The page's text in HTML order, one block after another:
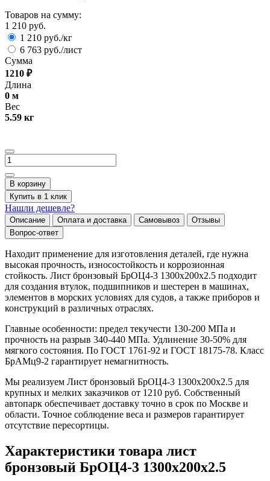
Товаров на сумму:
1 210 руб.
1 210 руб./кг
6 763 руб./лист
Сумма
1210 ₽
Длина
0 м
Вес
5.59 кг
В корзину
Купить в 1 клик
Нашли дешевле?
Описание Оплата и доставка Самовывоз
Отзывы
Вопрос-ответ
Находит применение для изготовления деталей, где нужна
высокая прочность, износостойкость и коррозионная
стойкость. Лист бронзовый БрОЦ4-3 1300х200х2.5 подходит
для создания втулок, подшипников и шестерен в машинах,
элементов в морских условиях для судов, а также приборов и
конструкций в различных отраслях.
Главные особенности: предел текучести 130-200 МПа и
прочность на разрыв 340-440 МПа. Удлинение 30-50% для
мягкого состояния. По ГОСТ 1761-92 и ГОСТ 18175-78. Класс
БрАМц9-2 гарантирует немагнитность.
Мы реализуем Лист бронзовый БрОЦ4-3 1300х200х2.5 для
крупных и мелких заказчиков от 1210 руб. Собственный
автопарк обеспечивает доставку точно в срок по Москве и
области. Точное соблюдение веса и размеров гарантирует
отсутствие пересортицы.
Характеристики товара лист
бронзовый БрОЦ4-3 1300х200х2.5